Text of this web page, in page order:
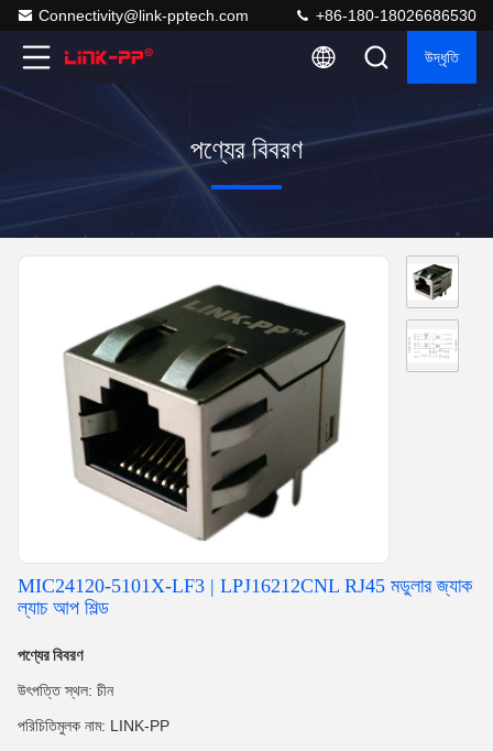
Connectivity@link-pptech.com +86-180-18026686530
উদ্ধৃতি
পণ্যের বিবরণ
MIC24120-5101X-LF3 | LPJ16212CNL RJ45 মডুলার জ্যাক
ল্যাচ আপ শিল্ড
পণ্যের বিবরণ
উৎপত্তি স্থল: চীন
পরিচিতিমুলক নাম: LINK-PP